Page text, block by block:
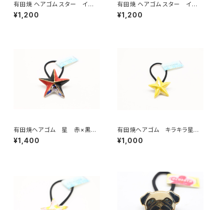
有田焼 ヘアゴム スター イエ
ローマット
¥1,200
有田焼 ヘアゴム スター イエ
ロー
¥1,200
有田焼ヘアゴム 星 赤×黒
Lサイズ
¥1,400
有田焼ヘアゴム キラキラ星
黄 Mサイズ
¥1,000